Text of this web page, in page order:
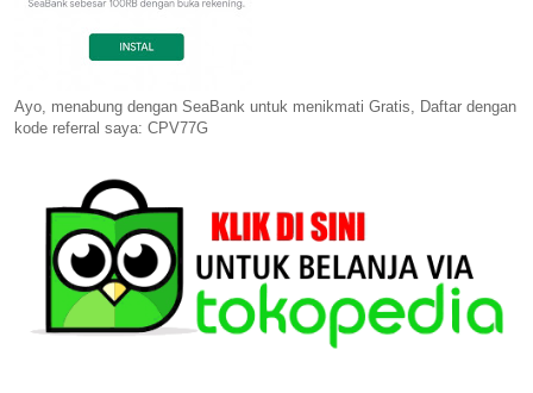
Ayo, menabung dengan SeaBank untuk menikmati Gratis, Daftar dengan
kode referral saya: CPV77G